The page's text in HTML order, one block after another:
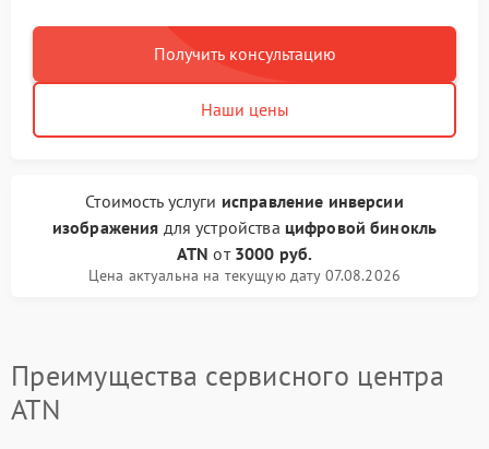
Получить консультацию
Наши цены
Стоимость услуги исправление инверсии
изображения для устройства цифровой бинокль
ATN от 3000 руб.
Цена актуальна на текущую дату 07.08.2026
Преимущества сервисного центра
ATN